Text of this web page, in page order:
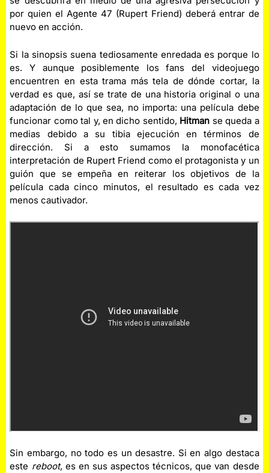
por quien el Agente 47 (Rupert Friend) deberá entrar de
nuevo en acción.
Si la sinopsis suena tediosamente enredada es porque lo
es. Y aunque posiblemente los fans del videojuego
encuentren en esta trama más tela de dónde cortar, la
verdad es que, así se trate de una historia original o una
adaptación de lo que sea, no importa: una película debe
funcionar como tal y, en dicho sentido, Hitman se queda a
medias debido a su tibia ejecución en términos de
dirección. Si a esto sumamos la monofacética
interpretación de Rupert Friend como el protagonista y un
guión que se empeña en reiterar los objetivos de la
película cada cinco minutos, el resultado es cada vez
menos cautivador.
Sin embargo, no todo es un desastre. Si en algo destaca
este reboot, es en sus aspectos técnicos, que van desde